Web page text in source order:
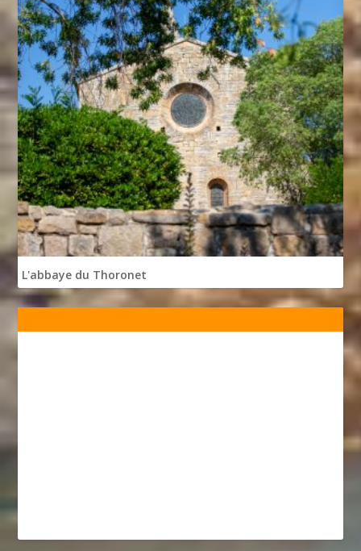
L'abbaye du Thoronet